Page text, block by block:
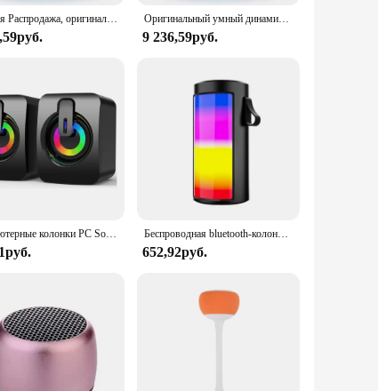
Горячая Распродажа, оригинальный умный звуковой гудок Alexa Dots 5-го и 4-го поколения, максимальная версия, дешевый, в наличии с Alexa Оригинальный умный динамик эхо точек 5-го 4-го поколения с Alexa доступен для продажи с полными аксессуарами по отличной цене
9 236,59руб.
Компьютерные колонки PC Sound Box, HIFI стерео, микрофон, USB, проводной Caixa De Som, светодиодная подсветка Беспроводная bluetooth-колонка SUPMANGO с сабвуфером
652,92руб.